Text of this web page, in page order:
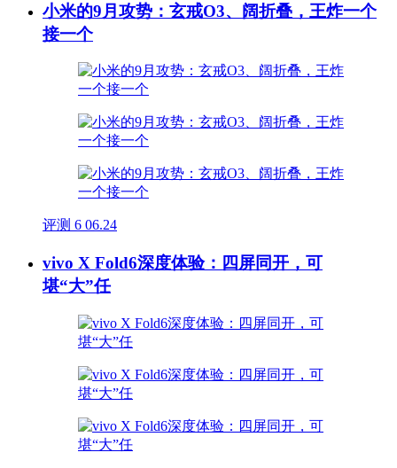
小米的9月攻势：玄戒O3、阔折叠，王炸一个
接一个
评测 6 06.24
vivo X Fold6深度体验：四屏同开，可
堪“大”任